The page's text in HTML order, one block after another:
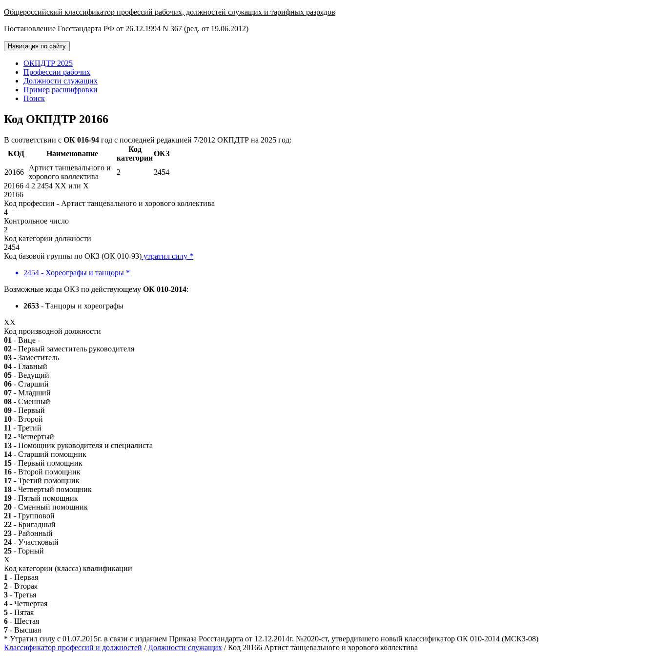
Общероссийский классификатор профессий рабочих, должностей служащих и тарифных разрядов
Постановление Госстандарта РФ от 26.12.1994 N 367 (ред. от 19.06.2012)
Навигация по сайту
ОКПДТР 2025
Профессии рабочих
Должности служащих
Пример расшифровки
Поиск
Код ОКПДТР 20166
В соответствии с ОК 016-94 год с последней редакцией 7/2012 ОКПДТР на 2025 год:
КОД
Наименование
Код
категории
ОКЗ
20166
Артист танцевального и
хорового коллектива
2
2454
20166 4 2 2454 XX или X
20166
Код профессии - Артист танцевального и хорового коллектива
4
Контрольное число
2
Код категории должности
2454
Код базовой группы по ОКЗ (ОК 010-93) утратил силу *
2454 - Хореографы и танцоры *
Возможные коды ОКЗ по действующему ОК 010-2014:
2653 - Танцоры и хореографы
XX
Код производной должности
01 - Вице -
02 - Первый заместитель руководителя
03 - Заместитель
04 - Главный
05 - Ведущий
06 - Старший
07 - Младший
08 - Сменный
09 - Первый
10 - Второй
11 - Третий
12 - Четвертый
13 - Помощник руководителя и специалиста
14 - Старший помощник
15 - Первый помощник
16 - Второй помощник
17 - Третий помощник
18 - Четвертый помощник
19 - Пятый помощник
20 - Сменный помощник
21 - Групповой
22 - Бригадный
23 - Районный
24 - Участковый
25 - Горный
X
Код категории (класса) квалификации
1 - Первая
2 - Вторая
3 - Третья
4 - Четвертая
5 - Пятая
6 - Шестая
7 - Высшая
* Утратил силу с 01.07.2015г. в связи с изданием Приказа Росстандарта от 12.12.2014г. №2020-ст, утвердившего новый классификатор ОК 010-2014 (МСКЗ-08)
Классификатор профессий и должностей /Должности служащих / Код 20166 Артист танцевального и хорового коллектива